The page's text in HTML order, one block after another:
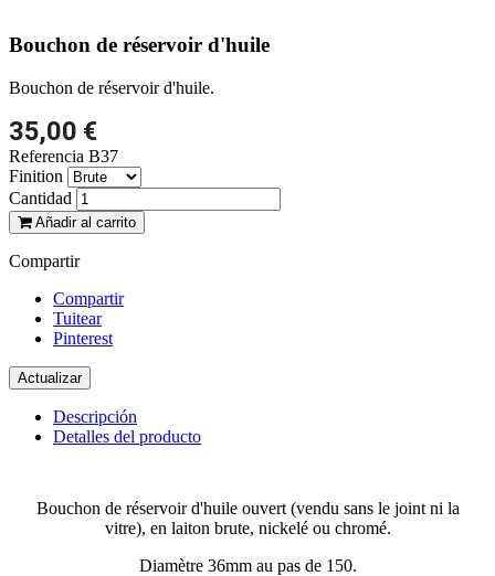
Bouchon de réservoir d'huile
Bouchon de réservoir d'huile.
35,00 €
Referencia B37
Finition
Cantidad
Añadir al carrito
Compartir
Compartir
Tuitear
Pinterest
Descripción
Detalles del producto
Bouchon de réservoir d'huile ouvert (vendu sans le joint ni la
vitre), en laiton brute, nickelé ou chromé.
Diamètre 36mm au pas de 150.